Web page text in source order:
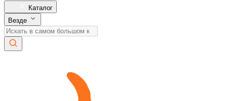
Каталог
Везде